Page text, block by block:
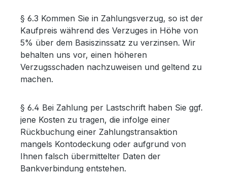
§ 6.3 Kommen Sie in Zahlungsverzug, so ist der
Kaufpreis während des Verzuges in Höhe von
5% über dem Basiszinssatz zu verzinsen. Wir
behalten uns vor, einen höheren
Verzugsschaden nachzuweisen und geltend zu
machen.
§ 6.4 Bei Zahlung per Lastschrift haben Sie ggf.
jene Kosten zu tragen, die infolge einer
Rückbuchung einer Zahlungstransaktion
mangels Kontodeckung oder aufgrund von
Ihnen falsch übermittelter Daten der
Bankverbindung entstehen.